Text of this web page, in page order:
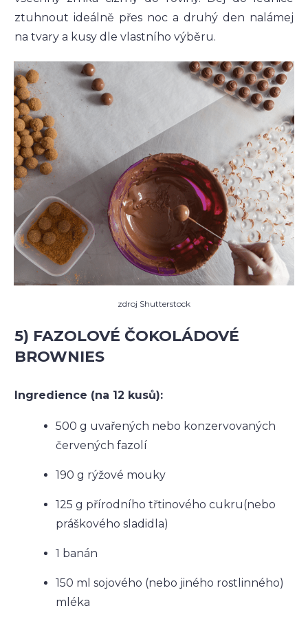
ztuhnout ideálně přes noc a druhý den nalámej
na tvary a kusy dle vlastního výběru.
zdroj Shutterstock
5) FAZOLOVÉ ČOKOLÁDOVÉ
BROWNIES
Ingredience (na 12 kusů):
500 g uvařených nebo konzervovaných
červených fazolí
190 g rýžové mouky
125 g přírodního třtinového cukru(nebo
práškového sladidla)
1 banán
150 ml sojového (nebo jiného rostlinného)
mléka